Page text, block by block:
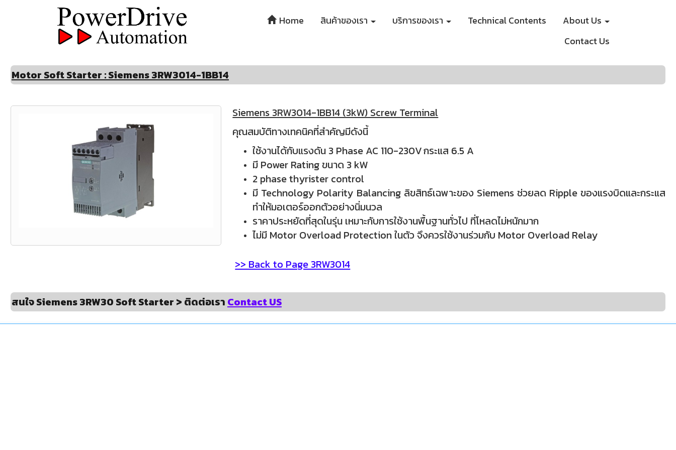
Home สินค้าของเรา บริการของเรา Technical Contents
About Us
Contact Us
Motor Soft Starter : Siemens 3RW3014-1BB14
Siemens 3RW3014-1BB14 (3kW) Screw Terminal
คุณสมบัติทางเทคนิคที่สำคัญมีดังนี้
ใช้งานได้กับแรงดัน 3 Phase AC 110-230Vกระแส 6.5 A
มี Power Rating ขนาด 3 kW
2 phase thyrister control
มี Technology Polarity Balancing ลิขสิทธ์เฉพาะของ Siemens ช่วยลด Ripple ของแรงบิดและกระแส
ทำให้มอเตอร์ออกตัวอย่างนิ่มนวล
ราคาประหยัดที่สุดในรุ่น เหมาะกับการใช้งานพื้นฐานทั่วไป ที่โหลดไม่หนักมาก
ไม่มี Motor Overload Protection ในตัว จึงควรใช้งานร่วมกับ Motor Overload Relay
>> Back to Page 3RW3014
สนใจ Siemens 3RW30 Soft Starter > ติดต่อเรา Contact US